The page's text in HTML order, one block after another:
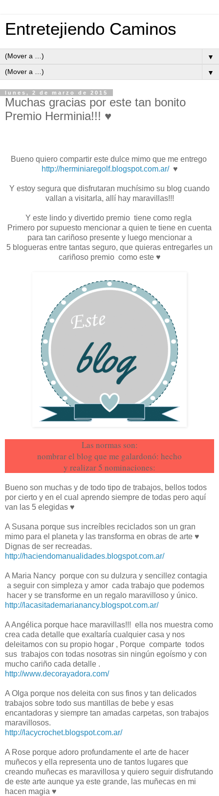
Entretejiendo Caminos
▼
▼
lunes, 2 de marzo de 2015
Muchas gracias por este tan bonito
Premio Herminia!!! ♥
Bueno quiero compartir este dulce mimo que me entrego
http://herminiaregolf.blogspot.com.ar/ ♥
Y estoy segura que disfrutaran muchísimo su blog cuando
vallan a visitarla, allí hay maravillas!!!
Y este lindo y divertido premio tiene como regla
Primero por supuesto mencionar a quien te tiene en cuenta
para tan cariñoso presente y luego mencionar a
5 blogueras entre tantas seguro, que quieras entregarles un
cariñoso premio como este ♥
Las normas son:
nombrar el blog que me galardonó: hecho
y realizar 5 nominaciones:
Bueno son muchas y de todo tipo de trabajos, bellos todos
por cierto y en el cual aprendo siempre de todas pero aquí
van las 5 elegidas ♥
A Susana porque sus increíbles reciclados son un gran
mimo para el planeta y las transforma en obras de arte ♥
Dignas de ser recreadas.
http://haciendomanualidades.blogspot.com.ar/
A Maria Nancy porque con su dulzura y sencillez contagia
a seguir con simpleza y amor cada trabajo que podemos
hacer y se transforme en un regalo maravilloso y único.
http://lacasitademarianancy.blogspot.com.ar/
A Angélica porque hace maravillas!!! ella nos muestra como
crea cada detalle que exaltaría cualquier casa y nos
deleitamos con su propio hogar , Porque comparte todos
sus trabajos con todas nosotras sin ningún egoísmo y con
mucho cariño cada detalle .
http://www.decorayadora.com/
A Olga porque nos deleita con sus finos y tan delicados
trabajos sobre todo sus mantillas de bebe y esas
encantadoras y siempre tan amadas carpetas, son trabajos
maravillosos.
http://lacycrochet.blogspot.com.ar/
A Rose porque adoro profundamente el arte de hacer
muñecos y ella representa uno de tantos lugares que
creando muñecas es maravillosa y quiero seguir disfrutando
de este arte aunque ya este grande, las muñecas en mi
hacen magia ♥